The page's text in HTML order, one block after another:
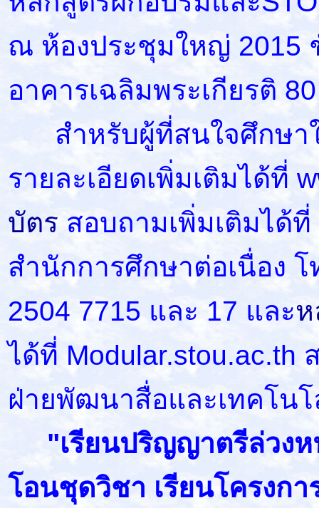
ณ ห้องประชุมใหญ่ 2015
อาคารเฉลิมพระเกียรติ
สำหรับผู้ที่สนใจศึกษาใ
รายละเอียดเพิ่มเติมได้ที่
บัตร สอบถามเพิ่มเติมได้
สำนักการศึกษาต่อเนื่อง
2504 7715 และ 17 และห
ได้ที่ Modular.stou.ac.th
ฝ่ายพัฒนาสื่อและเทคโนโ
"เรียนปริญญาตรีล่วง
โอนชุดวิชา เรียนโครงก